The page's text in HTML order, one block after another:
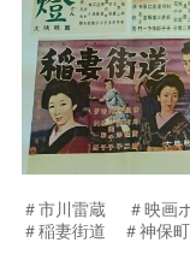
＃市川雷蔵 ＃映画
＃稲妻街道 ＃神保